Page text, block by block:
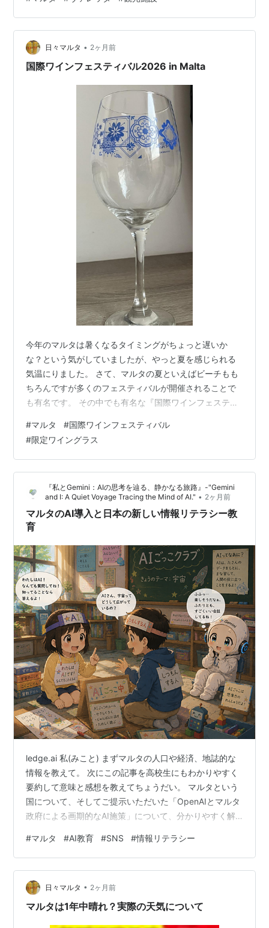
わる歴史的建物で、普段は一般公開されていませんがこ
の日はオープンデーということで無料で公開されます。
ネットで写真を見ましたが、こじんまりしながらも見ご
たえがありそうでした。 めったに公開される場所ではな
いと思うので、このタ…
日々マルタ • 2ヶ月前
国際ワインフェスティバル2026 in Malta
今年のマルタは暑くなるタイミングがちょっと遅いか
な？という気がしていましたが、やっと夏を感じられる
気温にりました。 さて、マルタの夏といえばビーチもも
ちろんですが多くのフェスティバルが開催されることで
も有名です。 その中でも有名な『国際ワインフェスティ
(水)～21日(日) 場所はArgotti Gardenという、ヴァレッタ
の噴水から約徒歩10分のところです。 公式サイトによる
と、入口で入場料として5ユーロ払いイベント限定のワイ
ングラスを受け取ります。2025年の時のワイングラスは
こちら。2024年以前よりもオシャレなデザインになりま
#マルタ #国際ワインフェスティバル
#限定ワイングラス
『私とGemini：AIの思考を辿る、静かなる旅路』-"Gemini
and I: A Quiet Voyage Tracing the Mind of AI." • 2ヶ月前
マルタのAI導入と日本の新しい情報リテラシー教
育
ledge.ai 私(みこと) まずマルタの人口や経済、地誌的な
情報を教えて。 次にこの記事を高校生にもわかりやすく
要約して意味と感想を教えてちょうだい。 マルタという
国について、そしてご提示いただいた「OpenAIとマルタ
政府による画期的なAI施策」について、分かりやすく解
なのか、その基本情報から見ていきましょう。 1. マルタ
の基本情報（人口・経済・地誌） マルタ共和国は、南ヨ
ーロッパに位置する小さな島国です。 地誌（地理的な特
徴） 地中海の真ん中、イタリアのシチリア島の南に浮か
ぶ「マルタ島」「ゴゾ島」などの島々からなる群島国家
#マルタ #AI教育 #SNS #情報リテラシー
日々マルタ • 2ヶ月前
マルタは1年中晴れ？実際の天気について